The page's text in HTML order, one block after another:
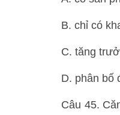
B. chỉ có
C. tăng
D. phân bố
Câu 45.